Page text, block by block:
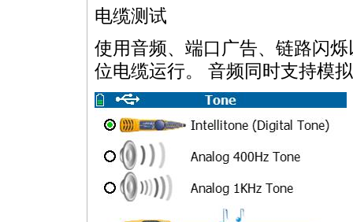
电缆测试
使用音频、端口广告、链路闪
位电缆运行。 音频同时支持模